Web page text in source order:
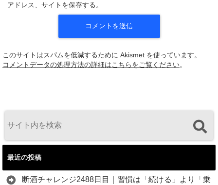
アドレス、サイトを保存する。
このサイトはスパムを低減するために Akismet を使っています。
コメントデータの処理方法の詳細はこちらをご覧ください。
最近の投稿
断酒チャレンジ2488日目｜習慣は「続ける」より「乗